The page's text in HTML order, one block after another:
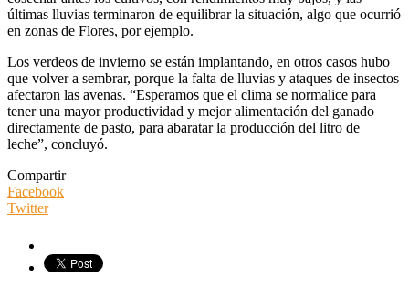
últimas lluvias terminaron de equilibrar la situación, algo que ocurrió
en zonas de Flores, por ejemplo.
Los verdeos de invierno se están implantando, en otros casos hubo
que volver a sembrar, porque la falta de lluvias y ataques de insectos
afectaron las avenas. “Esperamos que el clima se normalice para
tener una mayor productividad y mejor alimentación del ganado
directamente de pasto, para abaratar la producción del litro de
leche”, concluyó.
Compartir
Facebook
Twitter